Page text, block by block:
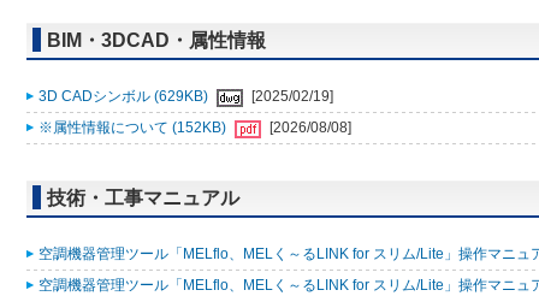
BIM・3DCAD・属性情報
3D CADシンボル (629KB)
[2025/02/19]
※属性情報について (152KB)
[2026/08/08]
技術・工事マニュアル
空調機器管理ツール「MELflo、MELく～るLINK for スリム/Lite」操作マニュ
空調機器管理ツール「MELflo、MELく～るLINK for スリム/Lite」操作マニュ